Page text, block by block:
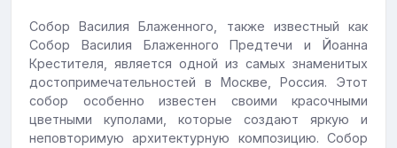
Собор Василия Блаженного, также известный как
Собор Василия Блаженного Предтечи и Йоанна
Крестителя, является одной из самых знаменитых
достопримечательностей в Москве, Россия. Этот
собор особенно известен своими красочными
цветными куполами, которые создают яркую и
неповторимую архитектурную композицию. Собор